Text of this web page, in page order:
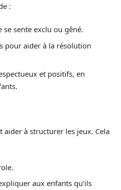
:
se sente exclu ou gêné.
pour aider à la résolution
et positifs, en
aider à structurer les jeux. Cela
aux enfants qu’ils